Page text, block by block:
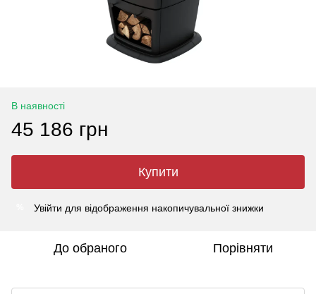
В наявності
45 186 грн
Купити
Увійти для відображення накопичувальної знижки
До обраного Порівняти